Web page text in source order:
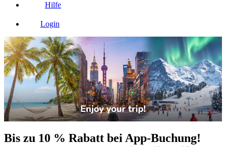
Hilfe
Login
Bis zu 10 % Rabatt bei App-Buchung!